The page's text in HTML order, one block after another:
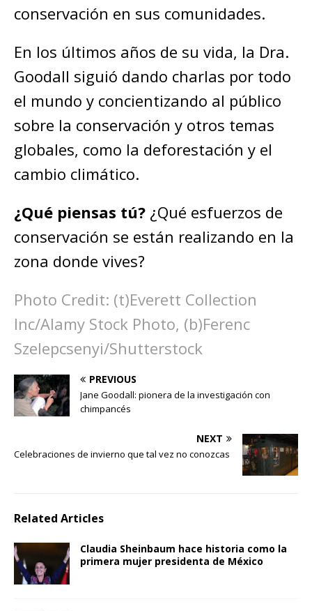
conservación en sus comunidades.
En los últimos años de su vida, la Dra.
Goodall siguió dando charlas por todo
el mundo y concientizando al público
sobre la conservación y otros temas
globales, como la deforestación y el
cambio climático.
¿Qué piensas tú? ¿Qué esfuerzos de
conservación se están realizando en la
zona donde vives?
Photo Credit: (t)Everett Collection
Inc/Alamy Stock Photo, (b)Ferenc
Szelepcsenyi/Shutterstock
PREVIOUS
Jane Goodall: pionera de la investigación con
chimpancés
NEXT
Celebraciones de invierno que tal vez no conozcas
Related Articles
Claudia Sheinbaum hace historia como la
primera mujer presidenta de México